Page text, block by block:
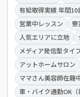
有給取得実績 年間10
営業中レッスン
寮
人気エリアに立地
メディア発信型タイ
アットホームサロン
ママさん美容師在籍
車・バイク通勤OK（